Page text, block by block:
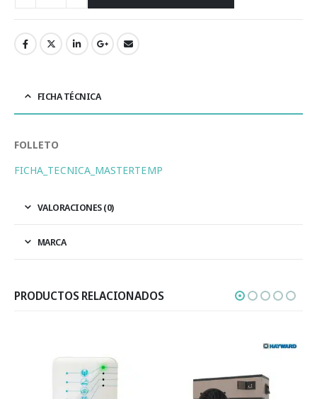
FICHA TÉCNICA
FOLLETO
FICHA_TECNICA_MASTERTEMP
VALORACIONES (0)
MARCA
PRODUCTOS RELACIONADOS